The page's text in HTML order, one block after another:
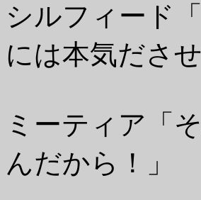
シルフィード
には本気ださ
ミーティア「
んだから！」